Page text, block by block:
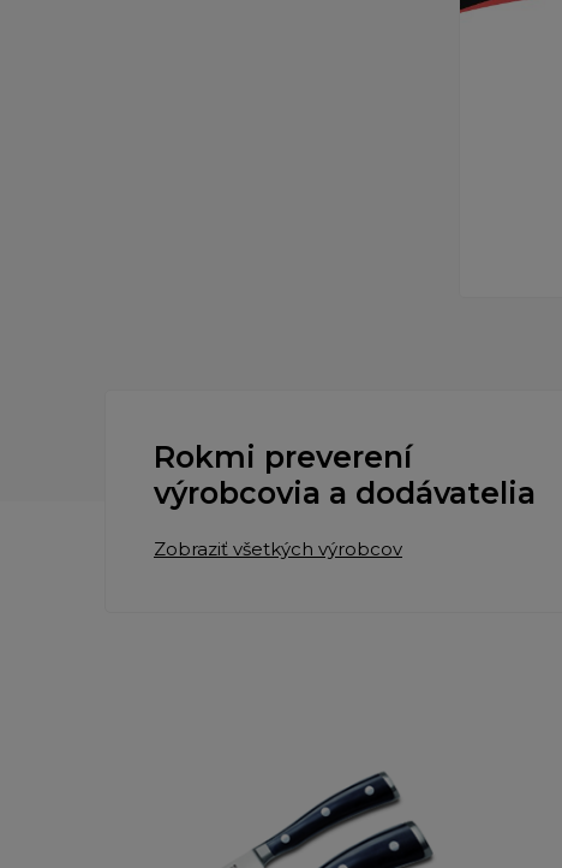
Rokmi preverení
výrobcovia a dodávatelia
Zobraziť všetkých výrobcov